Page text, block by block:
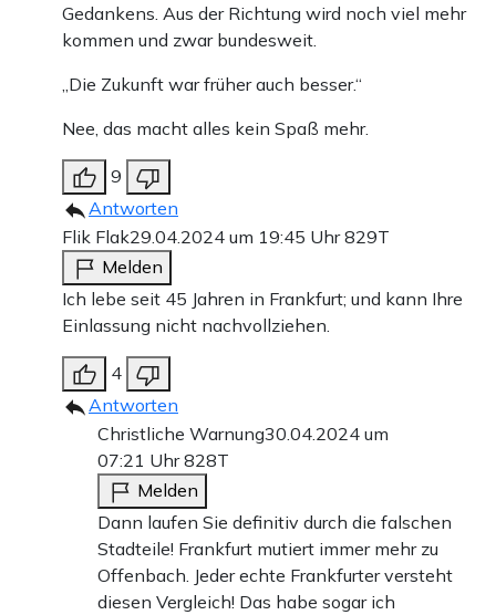
Gedankens. Aus der Richtung wird noch viel mehr
kommen und zwar bundesweit.
„Die Zukunft war früher auch besser.“
Nee, das macht alles kein Spaß mehr.
9
Antworten
Flik Flak29.04.2024 um 19:45 Uhr829T
Melden
Ich lebe seit 45 Jahren in Frankfurt; und kann Ihre
Einlassung nicht nachvollziehen.
4
Antworten
Christliche Warnung30.04.2024 um
07:21 Uhr828T
Melden
Dann laufen Sie definitiv durch die falschen
Stadteile! Frankfurt mutiert immer mehr zu
Offenbach. Jeder echte Frankfurter versteht
diesen Vergleich! Das habe sogar ich